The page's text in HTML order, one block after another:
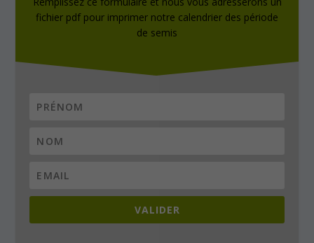
fichier pdf pour imprimer notre calendrier des période
de semis
VALIDER